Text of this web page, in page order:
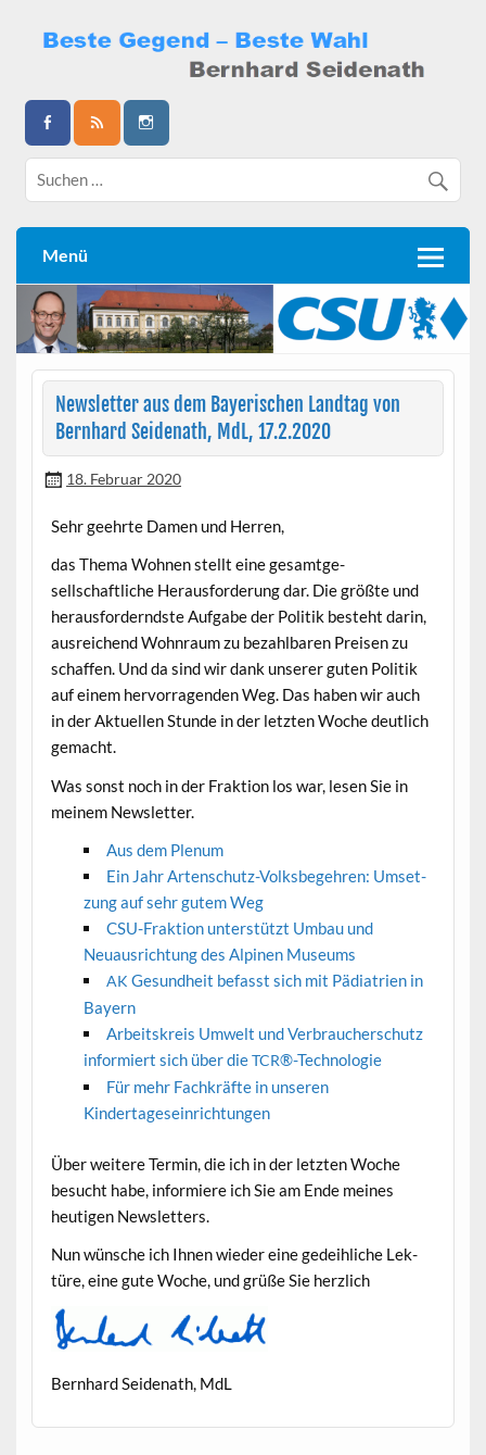
content
Bernhard Seidenath
Menü
Newsletter aus dem Bayerischen Landtag von
Bernhard Seidenath, MdL, 17.2.2020
18. Februar 2020
Sehr geehrte Damen und Herren,
das The­ma Wohnen stellt eine gesamt­ge­
sellschaftliche Her­aus­forderung dar. Die größte und
her­aus­fordernd­ste Auf­gabe der Poli­tik beste­ht darin,
aus­re­ichend Wohn­raum zu bezahlbaren Preisen zu
schaf­fen. Und da sind wir dank unser­er guten Poli­tik
auf einem her­vor­ra­gen­den Weg. Das haben wir auch
in der Aktuellen Stunde in der let­zten Woche deut­lich
gemacht.
Was son­st noch in der Frak­tion los war, lesen Sie in
meinem Newsletter.
Aus dem Plenum
Ein Jahr Arten­schutz-Volks­begehren: Umset­
zung auf sehr gutem Weg
CSU-Frak­tion unter­stützt Umbau und
Neuaus­rich­tung des Alpinen Museums
AK Gesund­heit befasst sich mit Pädi­a­trien in
Bayern
Arbeit­skreis Umwelt und Ver­brauch­er­schutz
informiert sich über dieTCR®-Technologie
Für mehr Fachkräfte in unseren
Kindertageseinrichtungen
Über weit­ere Ter­min, die ich in der let­zten Woche
besucht habe, informiere ich Sie am Ende meines
heuti­gen Newsletters.
Nun wün­sche ich Ihnen wieder eine gedeih­liche Lek­
türe, eine gute Woche, und grüße Sie herzlich
Bern­hard Sei­de­nath, MdL